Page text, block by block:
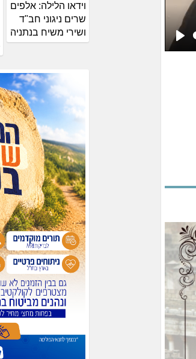
Play
וידאו הלילה: אלפים
שרים ניגוני חב"ד
ושירי משיח בנתניה